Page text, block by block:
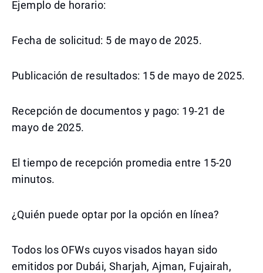
Ejemplo de horario:
Fecha de solicitud: 5 de mayo de 2025.
Publicación de resultados: 15 de mayo de 2025.
Recepción de documentos y pago: 19-21 de
mayo de 2025.
El tiempo de recepción promedia entre 15-20
minutos.
¿Quién puede optar por la opción en línea?
Todos los OFWs cuyos visados hayan sido
emitidos por Dubái, Sharjah, Ajman, Fujairah,